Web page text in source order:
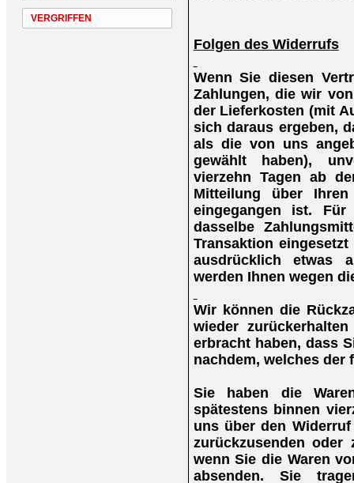
VERGRIFFEN
Folgen des Widerrufs
Wenn Sie diesen
Zahlungen, die wir
der Lieferkosten (mit
sich daraus ergeben,
als die von uns
gewählt haben),
vierzehn Tagen ab
Mitteilung über
eingegangen ist.
dasselbe
Transaktion
ausdrücklich etwas
werden Ihnen wegen
Wir können die
wieder
erbracht haben, dass
nachdem, welches der
Sie haben die
spätestens binnen
uns über den
zurückzusenden
wenn Sie die Waren
absenden. Sie